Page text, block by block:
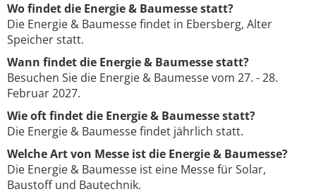
Wo findet die Energie & Baumesse statt?
Die Energie & Baumesse findet in Ebersberg, Alter
Speicher statt.
Wann findet die Energie & Baumesse statt?
Besuchen Sie die Energie & Baumesse vom 27. - 28.
Februar 2027.
Wie oft findet die Energie & Baumesse statt?
Die Energie & Baumesse findet jährlich statt.
Welche Art von Messe ist die Energie & Baumesse?
Die Energie & Baumesse ist eine Messe für Solar,
Baustoff und Bautechnik.